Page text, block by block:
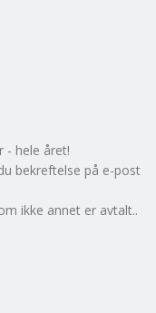
- hele året!
bekreftelse på e-post
ikke annet er avtalt..